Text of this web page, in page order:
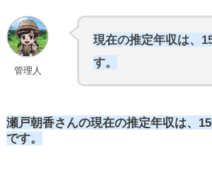
管理人
現在の推定年収は、
す。
瀬戸朝香さんの現在の推定年収は、
です。